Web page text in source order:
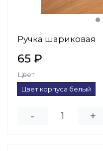
Ручка шариковая
65 ₽
Цвет
Цвет корпуса белый
- +